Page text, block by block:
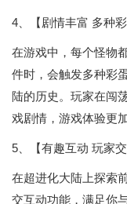
4、【剧情丰富 多种彩
在游戏中，每个怪物
件时，会触发多种彩
陆的历史。玩家在闯
戏剧情，游戏体验更
5、【有趣互动 玩家交
在超进化大陆上探索
交互动功能，满足你